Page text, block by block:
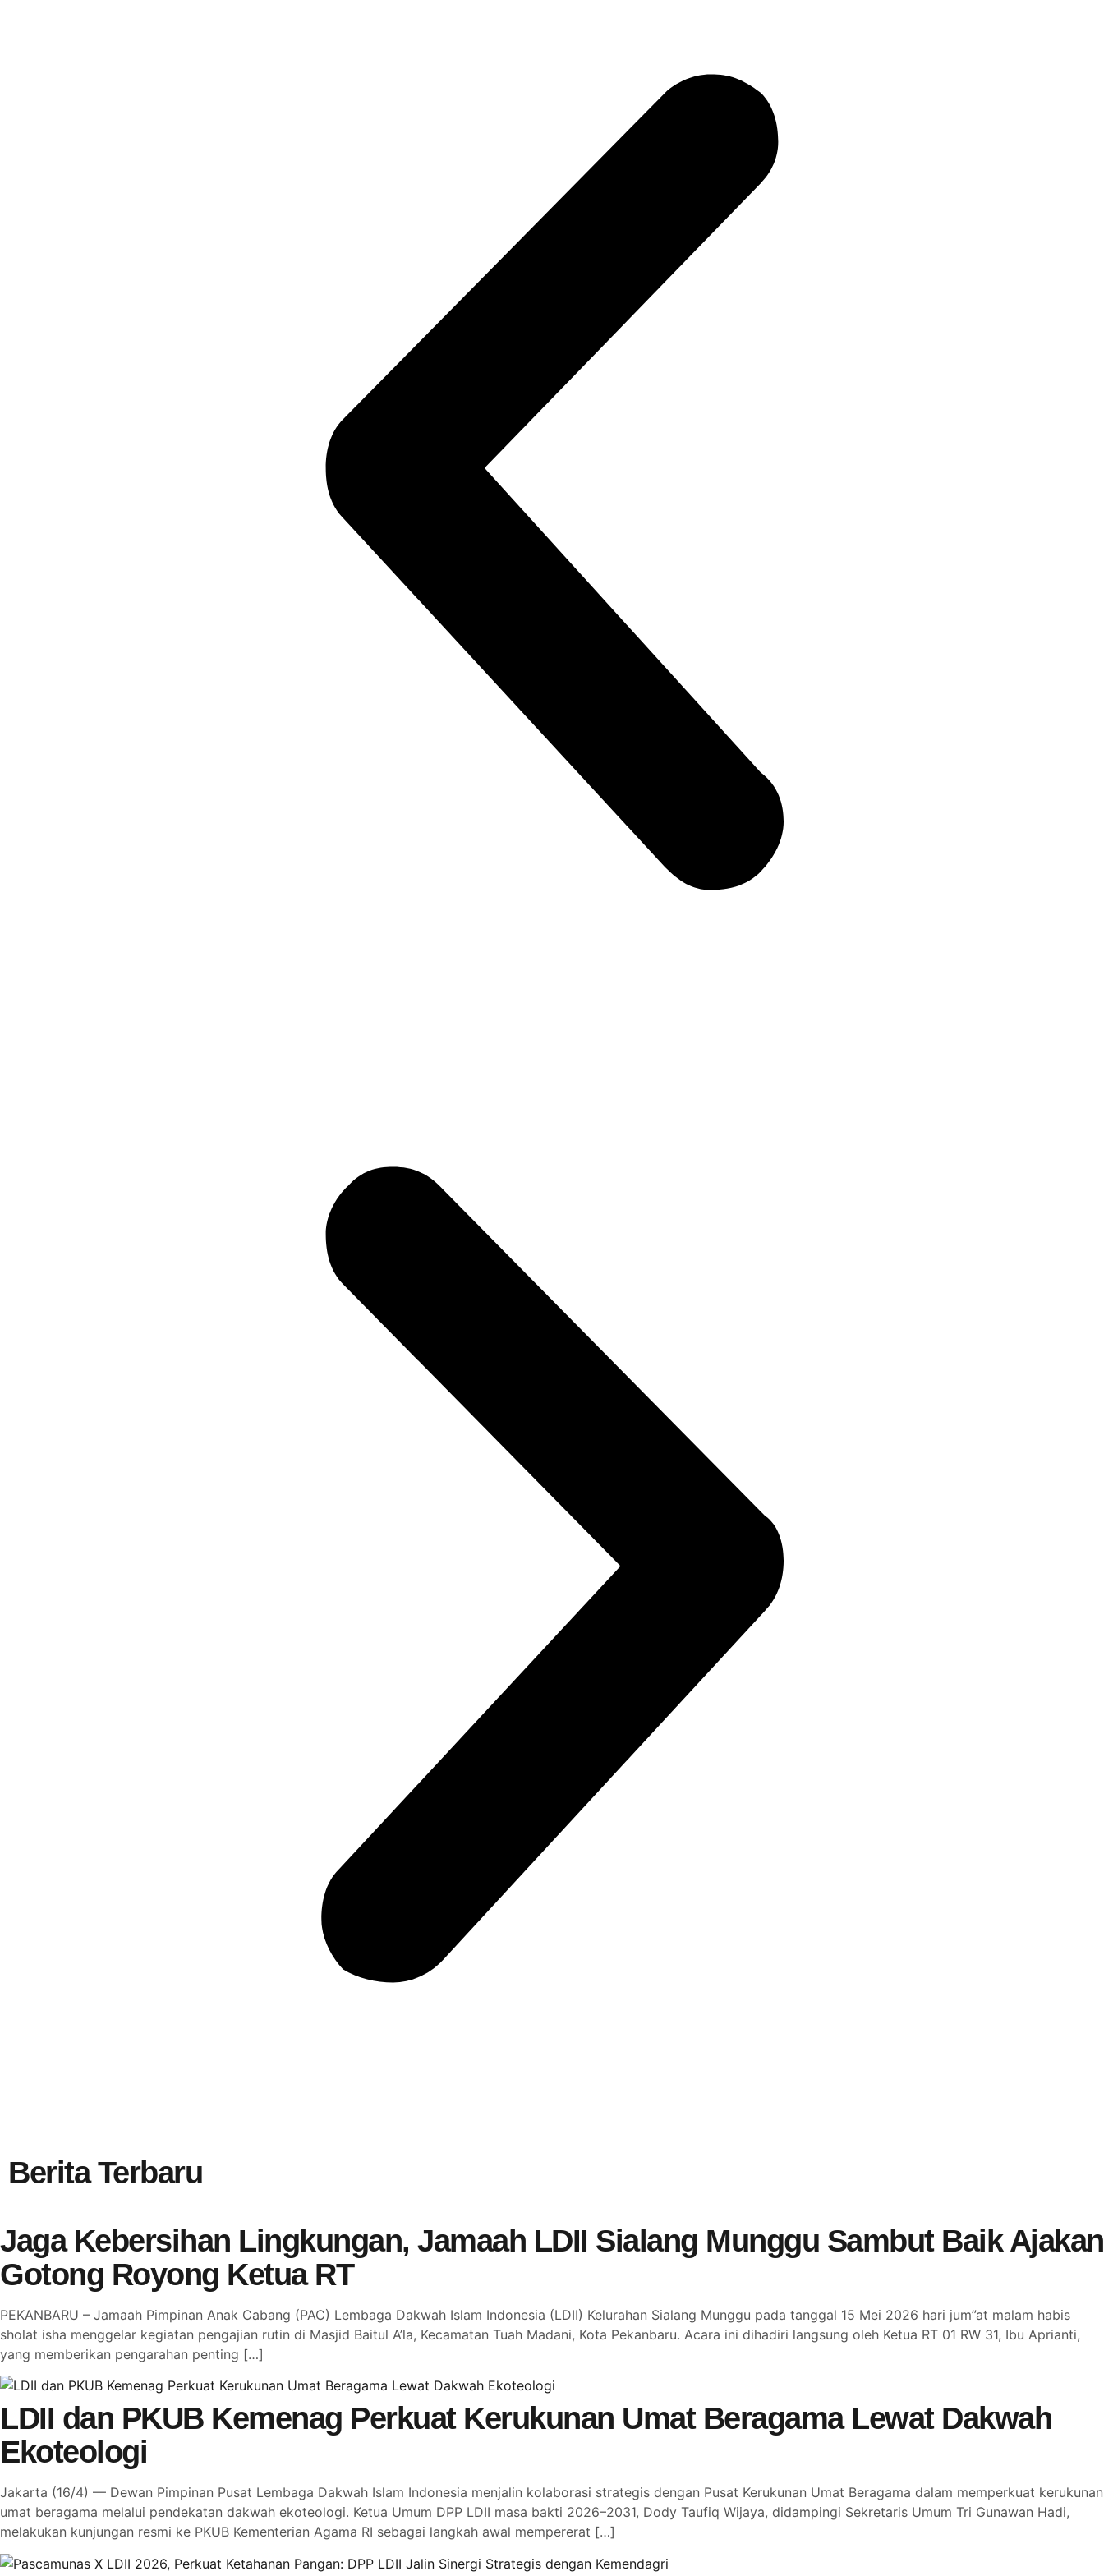
Berita Terbaru
Jaga Kebersihan Lingkungan, Jamaah LDII Sialang Munggu Sambut Baik Ajakan
Gotong Royong Ketua RT
PEKANBARU – Jamaah Pimpinan Anak Cabang (PAC) Lembaga Dakwah Islam Indonesia (LDII) Kelurahan Sialang Munggu pada tanggal 15 Mei 2026 hari jum”at malam habis
sholat isha menggelar kegiatan pengajian rutin di Masjid Baitul A’la, Kecamatan Tuah Madani, Kota Pekanbaru. Acara ini dihadiri langsung oleh Ketua RT 01 RW 31, Ibu Aprianti,
yang memberikan pengarahan penting […]
LDII dan PKUB Kemenag Perkuat Kerukunan Umat Beragama Lewat Dakwah
Ekoteologi
Jakarta (16/4) — Dewan Pimpinan Pusat Lembaga Dakwah Islam Indonesia menjalin kolaborasi strategis dengan Pusat Kerukunan Umat Beragama dalam memperkuat kerukunan
umat beragama melalui pendekatan dakwah ekoteologi. Ketua Umum DPP LDII masa bakti 2026–2031, Dody Taufiq Wijaya, didampingi Sekretaris Umum Tri Gunawan Hadi,
melakukan kunjungan resmi ke PKUB Kementerian Agama RI sebagai langkah awal mempererat […]